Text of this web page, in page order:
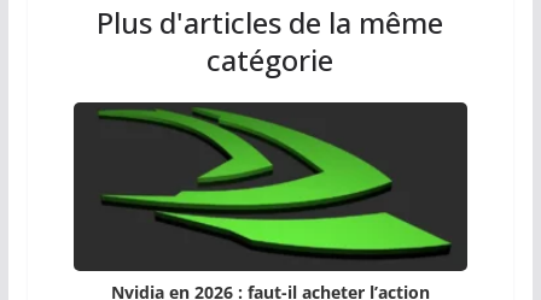
Plus d'articles de la même
catégorie
Nvidia en 2026 : faut-il acheter l’action